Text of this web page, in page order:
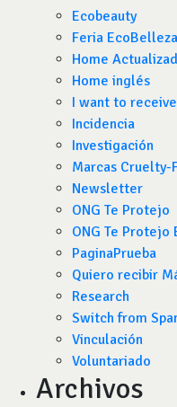
Ecobeauty
Feria EcoBelleza
Home
Home inglés
I want to
Incidencia
Investigación
Marcas Cruelty-
Newsletter
ONG Te Protejo
ONG Te Protejo
PaginaPrueba
Quiero recibir
Research
Switch from
Vinculación
Voluntariado
Archivos